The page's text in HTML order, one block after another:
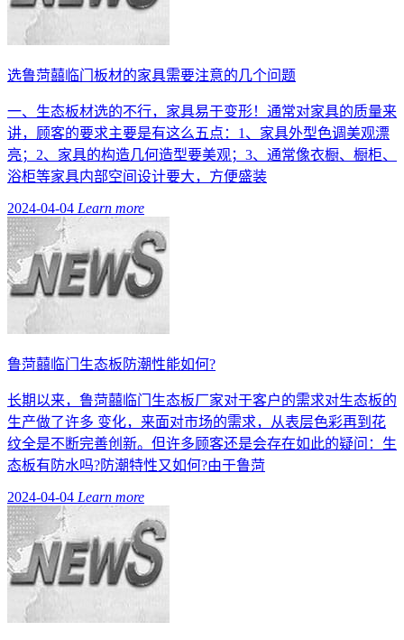
选鲁菏囍临门板材的家具需要注意的几个问题
一、生态板材选的不行，家具易于变形！通常对家具的质量来
讲，顾客的要求主要是有这么五点：1、家具外型色调美观漂
亮；2、家具的构造几何造型要美观；3、通常像衣橱、橱柜、
浴柜等家具内部空间设计要大，方便盛装
2024-04-04 Learn more
鲁菏囍临门生态板防潮性能如何?
长期以来，鲁菏囍临门生态板厂家对于客户的需求对生态板的
生产做了许多 变化，来面对市场的需求，从表层色彩再到花
纹全是不断完善创新。但许多顾客还是会存在如此的疑问：生
态板有防水吗?防潮特性又如何?由于鲁菏
2024-04-04 Learn more